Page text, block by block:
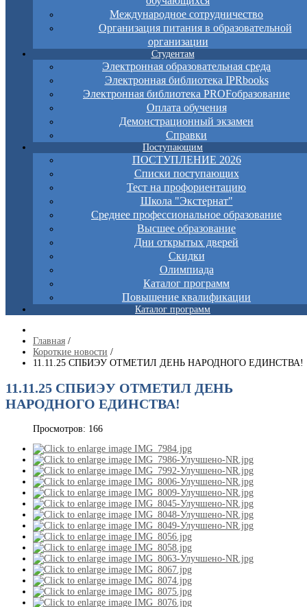
Международное сотрудничество
Организация питания в образовательной
организации
Студентам
Электронная образовательная среда
Электронная библиотека IPRbooks
Электронная библиотека PROFобразование
Оплата обучения
Демонстрационный экзамен
Справки
Поступающим
ПОСТУПЛЕНИЕ 2026
Списки поступающих
Тест на профориентацию
Школа "Экстернат"
Среднее профессиональное образование
Высшее образование
Дни открытых дверей
Скидки
Олимпиада
Каталог программ
Повышение квалификации
Каталог программ
Главная /
Короткие новости /
11.11.25 СПБИЭУ ОТМЕТИЛ ДЕНЬ НАРОДНОГО ЕДИНСТВА!
11.11.25 СПБИЭУ ОТМЕТИЛ ДЕНЬ
НАРОДНОГО ЕДИНСТВА!
Просмотров: 166